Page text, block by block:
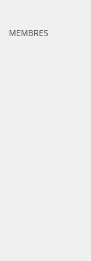
MEMBRES